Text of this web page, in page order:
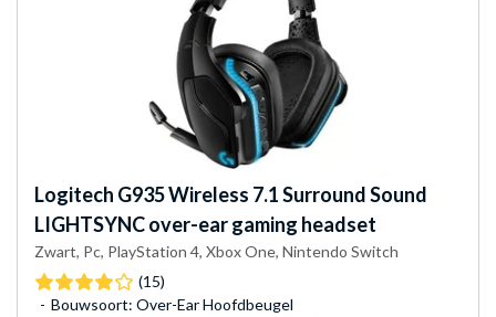
Logitech G935 Wireless 7.1 Surround Sound
LIGHTSYNC over-ear gaming headset
Zwart, Pc, PlayStation 4, Xbox One, Nintendo Switch
(15)
Bouwsoort: Over-Ear Hoofdbeugel